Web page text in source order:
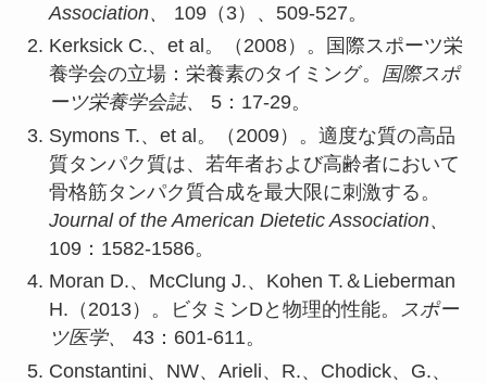
Association、
109（3）、509-527。
Kerksick C.、et al。（2008）。国際スポーツ栄
養学会の立場：栄養素のタイミング。 国際スポ
ーツ栄養学会誌、
5：17-29。
Symons T.、et al。（2009）。適度な質の高品
質タンパク質は、若年者および高齢者において
骨格筋タンパク質合成を最大限に刺激する。
Journal of the American Dietetic Association、
109：1582-1586。
Moran D.、McClung J.、Kohen T.＆Lieberman
H.（2013）。ビタミンDと物理的性能。 スポー
ツ医学、
43：601-611。
Constantini、NW、Arieli、R.、Chodick、G.、